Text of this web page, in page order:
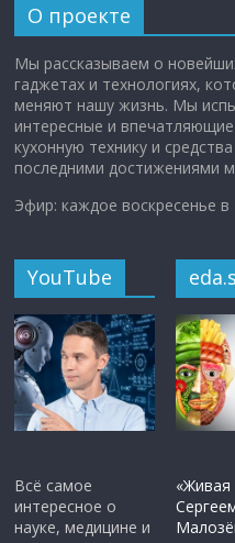
О проекте
Мы рассказываем о
гаджетах и технологиях,
меняют нашу жизнь. Мы
интересные и
кухонную технику и
последними достижениями
Эфир: каждое воскресенье
YouTube
Всё самое
интересное о
науке, медицине и
«Живая